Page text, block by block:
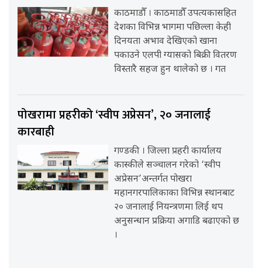
काठमाडौँ । काठमाडौँ उपत्यकासहित
देशका विभिन्न भागमा पछिल्ला केही
दिनयता अभाव देखिएको खाना
पकाउने एलपी ग्यासको बिक्री वितरण
विस्तारै सहज हुन थालेको छ । गत
पोखरामा प्रहरीको ‘स्वीप अप्रेसन’, २० जनालाई
कारबाही
गण्डकी । जिल्ला प्रहरी कार्यालय
कास्कीले सञ्चालन गरेको ‘स्वीप
अप्रेसन’अन्तर्गत पोखरा
महानगरपालिकाका विभिन्न स्थानबाट
२० जनालाई नियन्त्रणमा लिई थप
अनुसन्धान प्रक्रिया अगाडि बढाएको छ
।